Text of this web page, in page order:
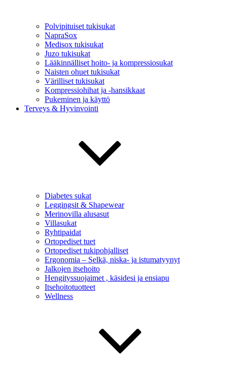
Polvipituiset tukisukat
NapraSox
Medisox tukisukat
Juzo tukisukat
Lääkinnälliset hoito- ja kompressiosukat
Naisten ohuet tukisukat
Värilliset tukisukat
Kompressiohihat ja -hansikkaat
Pukeminen ja käyttö
Terveys & Hyvinvointi
Diabetes sukat
Leggingsit & Shapewear
Merinovilla alusasut
Villasukat
Ryhtipaidat
Ortopediset tuet
Ortopediset tukipohjalliset
Ergonomia – Selkä, niska- ja istumatyynyt
Jalkojen itsehoito
Hengityssuojaimet , käsidesi ja ensiapu
Itsehoitotuotteet
Wellness